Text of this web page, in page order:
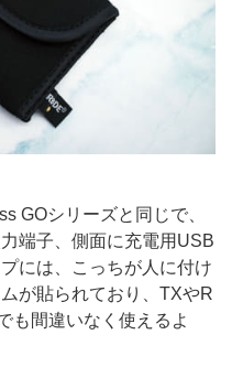
GOシリーズと同じで、
端子、側面に充電用USB
には、こっちが人に付け
が貼られており、TXやR
も間違いなく使えるよ